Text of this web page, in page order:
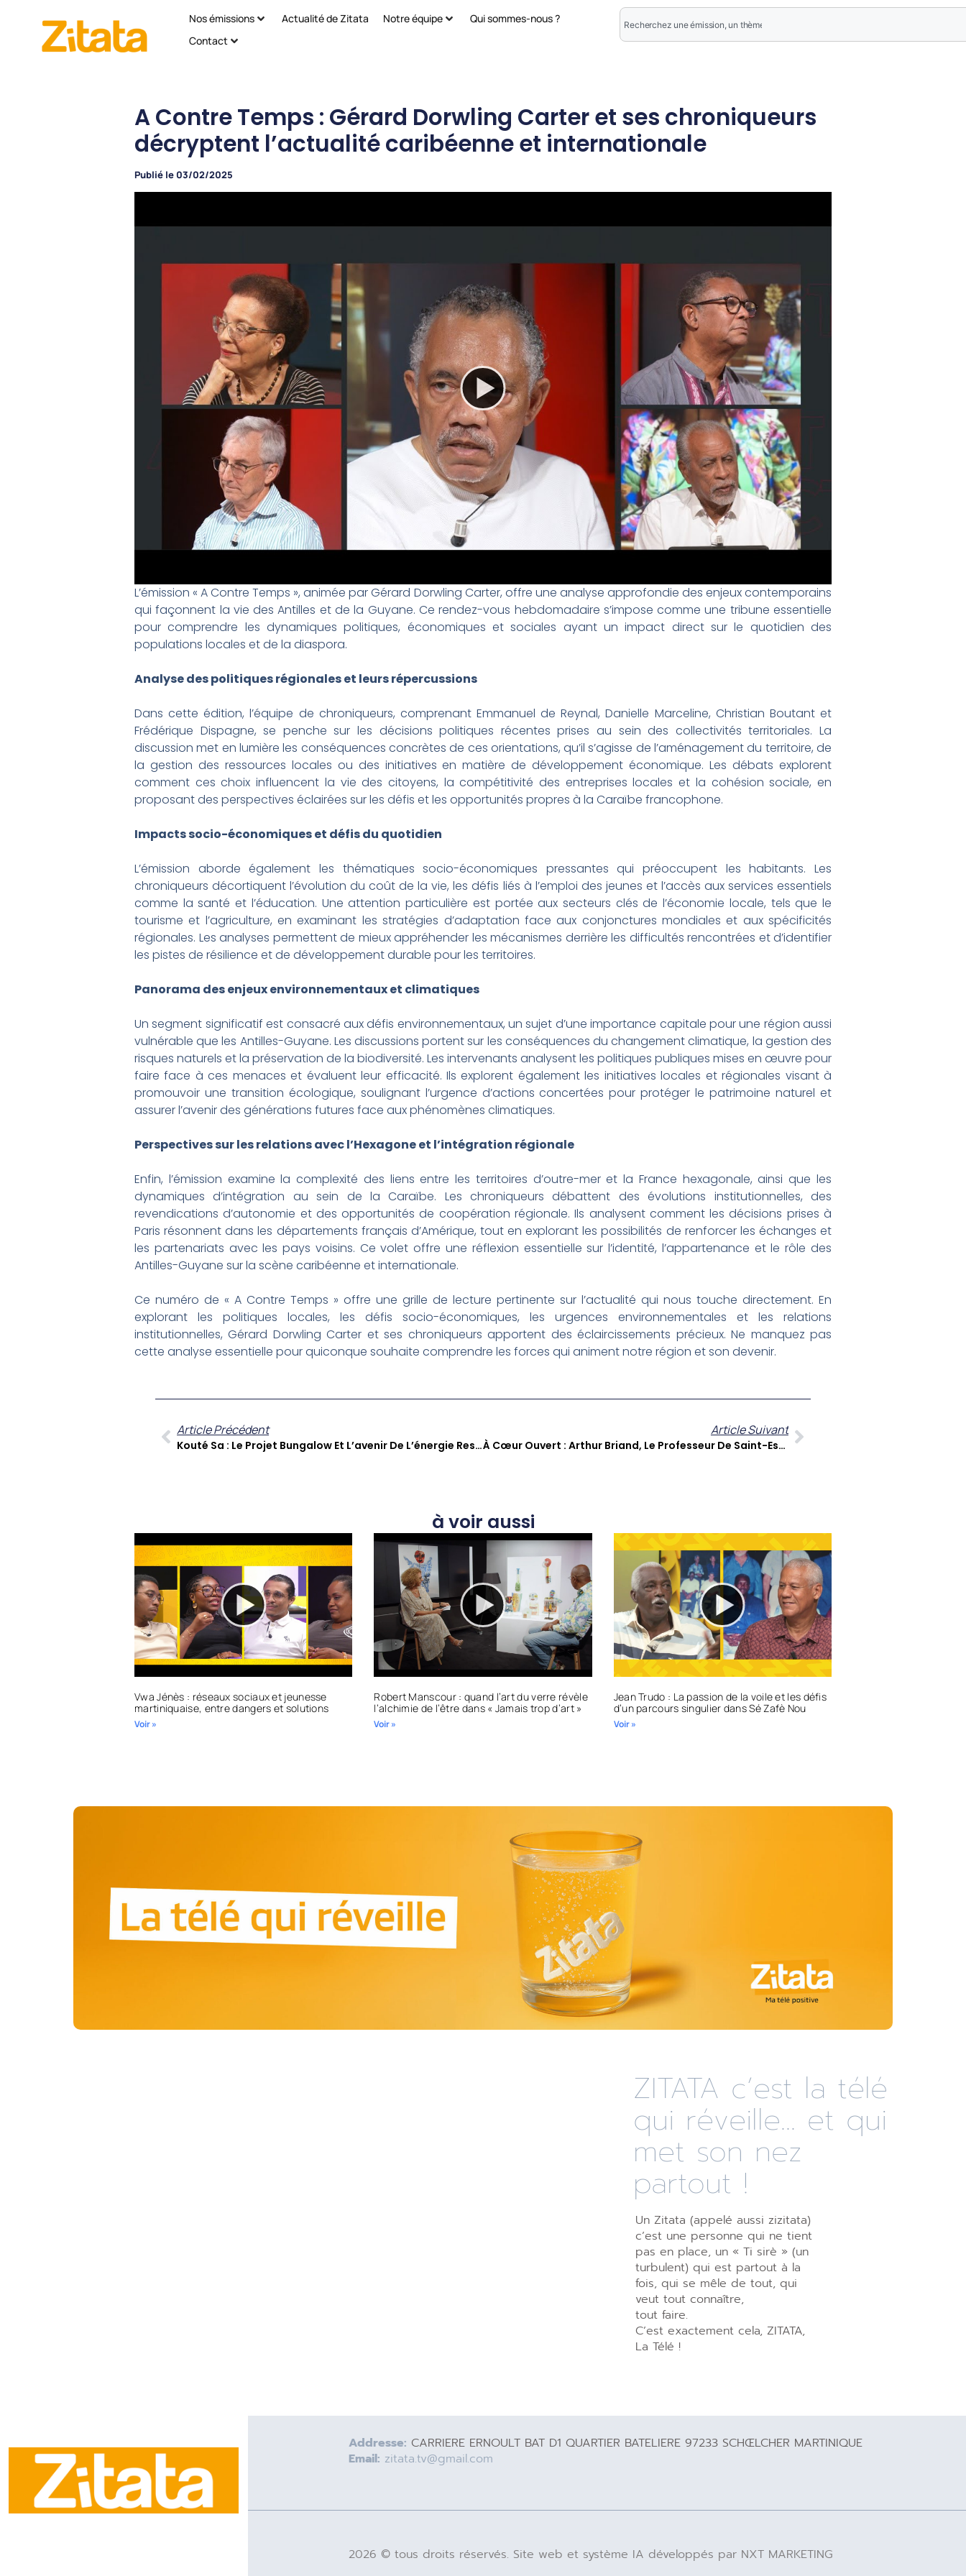
Nos émissions Actualité de Zitata Notre équipe
Qui sommes-nous ?
Contact
A Contre Temps : Gérard Dorwling Carter et ses chroniqueurs
décryptent l’actualité caribéenne et internationale
Publié le 03/02/2025
L’émission « A Contre Temps », animée par Gérard Dorwling Carter, offre une analyse approfondie des enjeux contemporains
qui façonnent la vie des Antilles et de la Guyane. Ce rendez-vous hebdomadaire s’impose comme une tribune essentielle
pour comprendre les dynamiques politiques, économiques et sociales ayant un impact direct sur le quotidien des
populations locales et de la diaspora.
Analyse des politiques régionales et leurs répercussions
Dans cette édition, l’équipe de chroniqueurs, comprenant Emmanuel de Reynal, Danielle Marceline, Christian Boutant et
Frédérique Dispagne, se penche sur les décisions politiques récentes prises au sein des collectivités territoriales. La
discussion met en lumière les conséquences concrètes de ces orientations, qu’il s’agisse de l’aménagement du territoire, de
la gestion des ressources locales ou des initiatives en matière de développement économique. Les débats explorent
comment ces choix influencent la vie des citoyens, la compétitivité des entreprises locales et la cohésion sociale, en
proposant des perspectives éclairées sur les défis et les opportunités propres à la Caraïbe francophone.
Impacts socio-économiques et défis du quotidien
L’émission aborde également les thématiques socio-économiques pressantes qui préoccupent les habitants. Les
chroniqueurs décortiquent l’évolution du coût de la vie, les défis liés à l’emploi des jeunes et l’accès aux services essentiels
comme la santé et l’éducation. Une attention particulière est portée aux secteurs clés de l’économie locale, tels que le
tourisme et l’agriculture, en examinant les stratégies d’adaptation face aux conjonctures mondiales et aux spécificités
régionales. Les analyses permettent de mieux appréhender les mécanismes derrière les difficultés rencontrées et d’identifier
les pistes de résilience et de développement durable pour les territoires.
Panorama des enjeux environnementaux et climatiques
Un segment significatif est consacré aux défis environnementaux, un sujet d’une importance capitale pour une région aussi
vulnérable que les Antilles-Guyane. Les discussions portent sur les conséquences du changement climatique, la gestion des
risques naturels et la préservation de la biodiversité. Les intervenants analysent les politiques publiques mises en œuvre pour
faire face à ces menaces et évaluent leur efficacité. Ils explorent également les initiatives locales et régionales visant à
promouvoir une transition écologique, soulignant l’urgence d’actions concertées pour protéger le patrimoine naturel et
assurer l’avenir des générations futures face aux phénomènes climatiques.
Perspectives sur les relations avec l’Hexagone et l’intégration régionale
Enfin, l’émission examine la complexité des liens entre les territoires d’outre-mer et la France hexagonale, ainsi que les
dynamiques d’intégration au sein de la Caraïbe. Les chroniqueurs débattent des évolutions institutionnelles, des
revendications d’autonomie et des opportunités de coopération régionale. Ils analysent comment les décisions prises à
Paris résonnent dans les départements français d’Amérique, tout en explorant les possibilités de renforcer les échanges et
les partenariats avec les pays voisins. Ce volet offre une réflexion essentielle sur l’identité, l’appartenance et le rôle des
Antilles-Guyane sur la scène caribéenne et internationale.
Ce numéro de « A Contre Temps » offre une grille de lecture pertinente sur l’actualité qui nous touche directement. En
explorant les politiques locales, les défis socio-économiques, les urgences environnementales et les relations
institutionnelles, Gérard Dorwling Carter et ses chroniqueurs apportent des éclaircissements précieux. Ne manquez pas
cette analyse essentielle pour quiconque souhaite comprendre les forces qui animent notre région et son devenir.
Article Précédent
Kouté Sa : Le Projet Bungalow Et L’avenir De L’énergie Responsable Dans L’hébergement Collectif Antillais
Article Suivant
À Cœur Ouvert : Arthur Briand, Le Professeur De Saint-Esprit Qui Libère Sa Plume
à voir aussi
Vwa Jénès : réseaux sociaux et jeunesse
martiniquaise, entre dangers et solutions
Voir »
Robert Manscour : quand l’art du verre révèle
l’alchimie de l’être dans « Jamais trop d’art »
Voir »
Jean Trudo : La passion de la voile et les défis
d’un parcours singulier dans Sé Zafè Nou
Voir »
ZITATA c’est la télé
qui réveille... et qui
met son nez
partout !
Un Zitata (appelé aussi zizitata)
c’est une personne qui ne tient
pas en place, un « Ti sirè » (un
turbulent) qui est partout à la
fois, qui se mêle de tout, qui
veut tout connaître,
tout faire.
C’est exactement cela, ZITATA,
La Télé !
Addresse: CARRIERE ERNOULT BAT D1 QUARTIER BATELIERE 97233 SCHŒLCHER MARTINIQUE
Email: zitata.tv@gmail.com
2026 © tous droits réservés. Site web et système IA développés par NXT MARKETING